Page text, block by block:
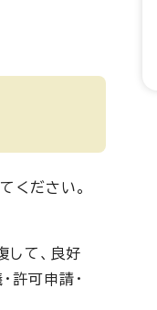
ください。
して、良好
許可申請・